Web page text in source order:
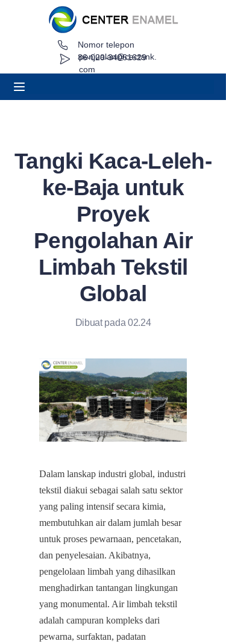
penjualan@cectank.
com
Nomor telepon
86-020-34061629
Tangki Kaca-Leleh-
ke-Baja untuk
Proyek
Pengolahan Air
Limbah Tekstil
Global
Dibuat pada 02.24
Dalam lanskap industri global, industri
tekstil diakui sebagai salah satu sektor
yang paling intensif secara kimia,
membutuhkan air dalam jumlah besar
untuk proses pewarnaan, pencetakan,
dan penyelesaian. Akibatnya,
pengelolaan limbah yang dihasilkan
menghadirkan tantangan lingkungan
yang monumental. Air limbah tekstil
adalah campuran kompleks dari
pewarna, surfaktan, padatan
Tentang
Kasus Proyek
Minta Penawaran
Berita